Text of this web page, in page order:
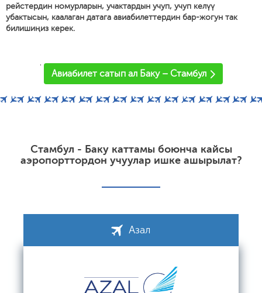
рейстердин номурларын, учактардын учуп, учуп келүү
убактысын, каалаган датага авиабилеттердин бар-жогун так
билишиңиз керек.
'
Авиабилет сатып ал Баку – Стамбул
Стамбул - Баку каттамы боюнча кайсы
аэропорттордон учуулар ишке ашырылат?
Азал